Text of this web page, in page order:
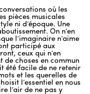
où les
pièces musicales
ni d’époque. Une
On n’en
l’imaginaire n’aime
participé aux
ceux qui n’en
de choses en commun
été facile de ne retenir
et les querelles de
l’essentiel en nous
l’air de ne pas y